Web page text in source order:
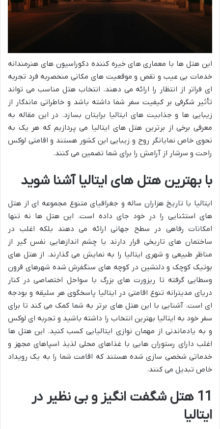
این هتل ها با معماری های خیره کننده دکوراسیون های هنرمندانه
خدمات بی عیب و نقص و موقعیت های مکانی منحصربه فرد تجربه
ای فراتر از انتظار را ارائه می دهند. انتخاب هتل مناسب می تواند
تأثیر شگرفی بر کیفیت سفر شما داشته باشد و خاطراتی ماندگار از
زیبایی ها و جذابیت های ایتالیا برایتان بسازد. در این مقاله به
معرفی برخی از برترین هتل های ایتالیا می پردازیم که هر یک به
نحوی خاص نمایانگر روح و زیبایی این کشور هستند و اقامتی لوکس
راحت و سرشار از آرامش را برای شما تضمین می کنند.
با بهترین هتل های ایتالیا آشنا شوید
ایتالیا با تاریخ هزاران ساله و جغرافیای متنوع مجموعه ای از هتل
های استثنایی را در خود جای داده است. این هتل ها نه تنها
امکانات رفاهی در سطح جهانی ارائه می دهند بلکه اغلب در
ساختمان های تاریخی قرار دارند یا چشم اندازهایی نفس گیر از
مناظر طبیعی و شهری ایتالیا را به نمایش می گذارند. از هتل های
بوتیک کوچک و دلنشین در کوچه های سنگفرش شده شهرهای قرون
وسطایی گرفته تا ریزورت های بزرگ با سواحل اختصاصی در کنار
دریای مدیترانه تنوع اقامتی در ایتالیا پاسخگوی هر سلیقه و بودجه
ای است. آشنایی با این هتل های برتر به شما کمک می کند تا برای
سفر خود به ایتالیا بهترین انتخاب را داشته باشید و تجربه ای لوکس
و به یادماندنی از مهمان نوازی ایتالیایی کسب کنید. این هتل ها
اغلب دارای رستوران هایی با غذاهای محلی لذیذ اسپاهای مجهز و
خدماتی شخصی سازی شده هستند که اقامت شما را به یک رویداد
خاص تبدیل می کنند.
11 هتل شگفت انگیز و بی نظیر در
ایتالیا